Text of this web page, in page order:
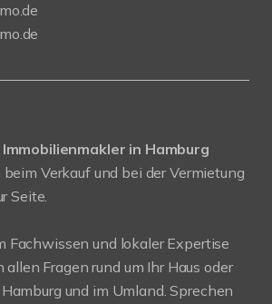
Immobilienmakler in Hamburg
Verkauf und bei der Vermietung
Seite.
Fachwissen und lokaler Expertise
Fragen rund um Ihr Haus oder
und im Umland. Sprechen